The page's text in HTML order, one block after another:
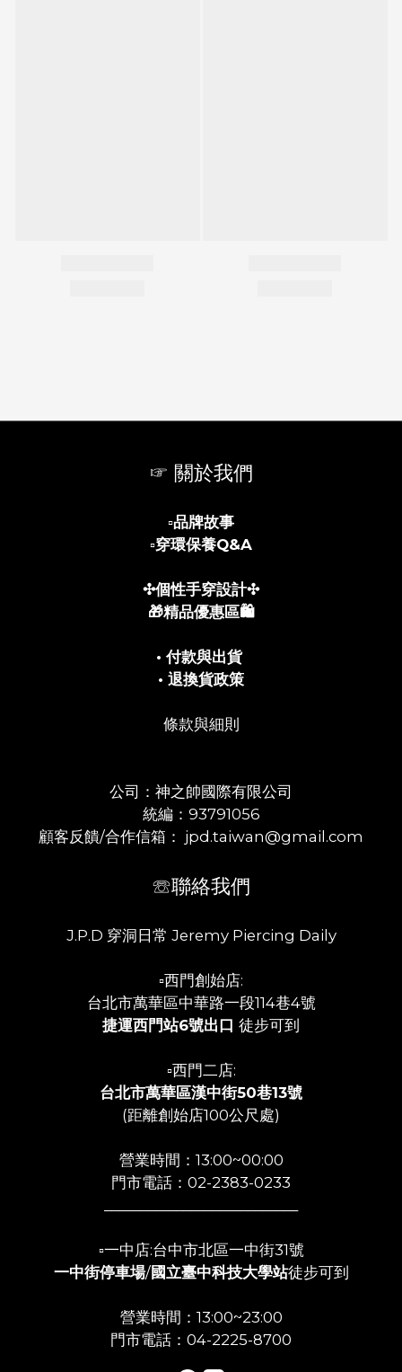
☞ 關於我們
▫️品牌故事
▫️穿環保養Q&A
✣個性手穿設計✣
🎁精品優惠區🛍️
• 付款與出貨
• 退換貨政策
條款與細則
公司：神之帥國際有限公司
統編：93791056
顧客反饋/合作信箱： jpd.taiwan@gmail.com
☏聯絡我們
J.P.D 穿洞日常 Jeremy Piercing Daily
▫️西門創始店:
台北市萬華區中華路一段114巷4號
捷運西門站6號出口 徒步可到
▫️西門二店:
台北市萬華區漢中街50巷13號
(距離創始店100公尺處)
營業時間：13:00~00:00
門市電話：02-2383-0233
▫️一中店:台中市北區一中街31號
一中街停車場/國立臺中科技大學站徒步可到
營業時間：13:00~23:00
門市電話：04-2225-8700